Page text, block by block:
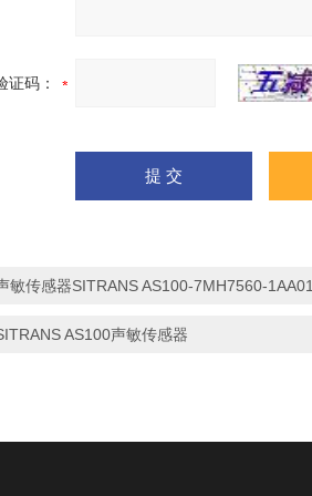
证码：
敏传感器SITRANS AS100-7MH7560-1AA01
AS100声敏传感器